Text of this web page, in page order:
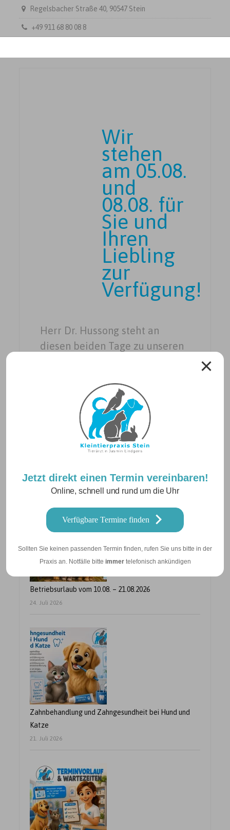
Jetzt direkt einen Termin vereinbaren!
Online, schnell und rund um die Uhr
Verfügbare Termine finden
Sollten Sie keinen passenden Termin finden, rufen Sie uns bitte in der
Praxis an. Notfälle bitte immertelefonisch ankündigen
Regelsbacher Straße 40, 90547 Stein
+49 911 68 80 08 8
Wir
stehen
am 05.08.
und
08.08. für
Sie und
Ihren
Liebling
zur
Verfügung!
Herr Dr. Hussong steht an
diesen beiden Tage zu unseren
Liebling zur Verfügung.
Beitragsnavigation
Neuigkeiten
Betriebsurlaub vom 10.08. – 21.08.2026
24. Juli 2026
Zahnbehandlung und Zahngesundheit bei Hund und
Katze
21. Juli 2026